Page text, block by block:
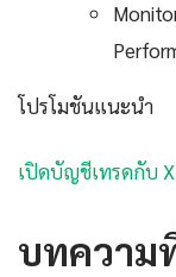
โปรโมชันแนะนำ
เปิดบัญชีเทรดกับ
บทความ